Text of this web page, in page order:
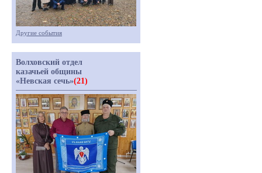
Другие события
Волховский отдел
казачьей общины
«Невская сечь»(21)